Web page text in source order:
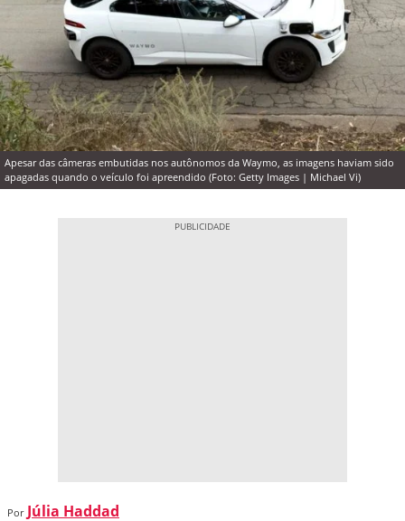
Apesar das câmeras embutidas nos autônomos da Waymo, as imagens haviam sido
apagadas quando o veículo foi apreendido (Foto: Getty Images | Michael Vi)
Por Júlia Haddad